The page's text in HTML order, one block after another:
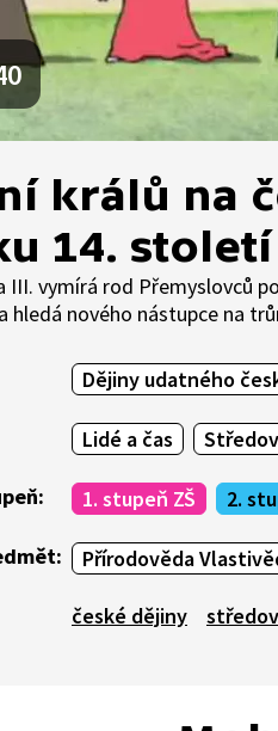
králů na
14. století
III. vymírá rod Přemyslovců
hledá nového nástupce na
Dějiny udatného
Lidé a čas
1. stupeň ZŠ 2.
Přírodověda
české dějiny